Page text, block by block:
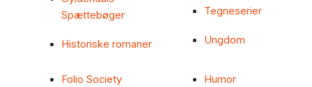
Spættebøger
Historiske romaner
Tegneserier
Ungdom
Folio Society
Humor